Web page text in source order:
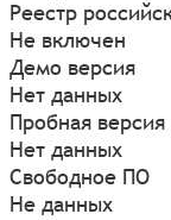
Реестр
Не включен
Демо версия
Нет данных
Пробная
Нет данных
Свободное ПО
Не данных